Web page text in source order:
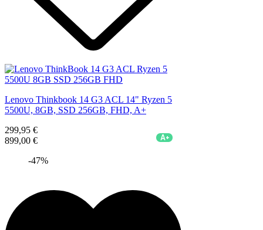
Lenovo Thinkbook 14 G3 ACL 14" Ryzen 5
5500U, 8GB, SSD 256GB, FHD, A+
299,95 €
899,00 €
A+
-47%